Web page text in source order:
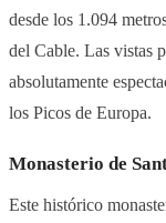
desde los 1.094
del Cable. Las vistas
absolutamente
los Picos de Europa.
Monasterio de
Este histórico